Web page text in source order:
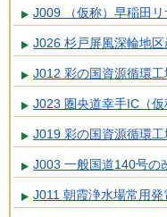
J009 （仮称）早稲田
J026 杉戸屏風深輪地
J012 彩の国資源循環
J023 圏央道幸手IC（
J019 彩の国資源循環
J003 一般国道140号の
J011 朝霞浄水場常用